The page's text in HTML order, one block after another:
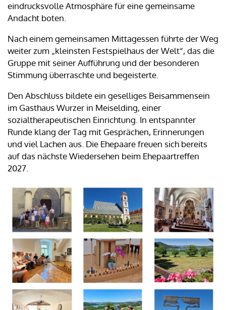
eindrucksvolle Atmosphäre für eine gemeinsame
Andacht boten.
Nach einem gemeinsamen Mittagessen führte der Weg
weiter zum „kleinsten Festspielhaus der Welt“, das die
Gruppe mit seiner Aufführung und der besonderen
Stimmung überraschte und begeisterte.
Den Abschluss bildete ein geselliges Beisammensein
im Gasthaus Wurzer in Meiselding, einer
sozialtherapeutischen Einrichtung. In entspannter
Runde klang der Tag mit Gesprächen, Erinnerungen
und viel Lachen aus. Die Ehepaare freuen sich bereits
auf das nächste Wiedersehen beim Ehepaartreffen
2027.